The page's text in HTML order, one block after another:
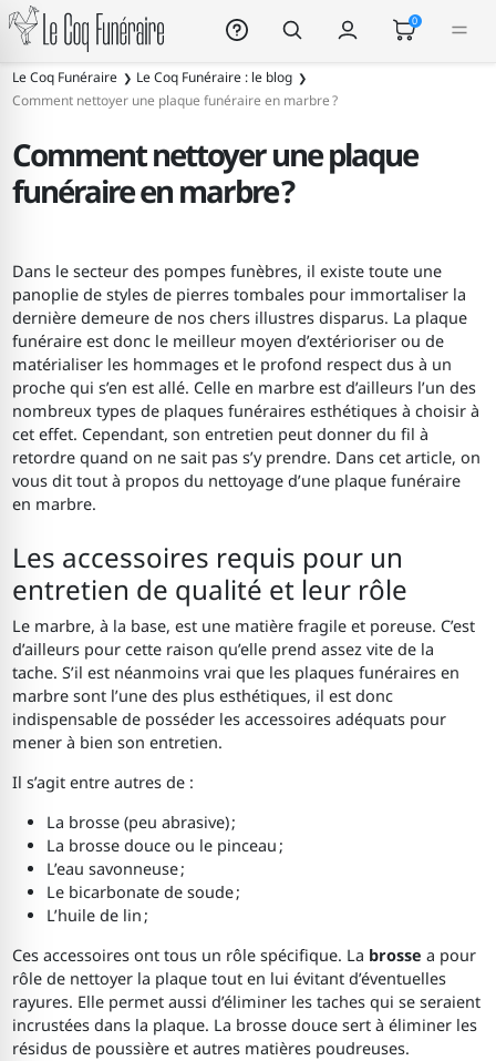
Le Coq Funéraire 0
Le Coq Funéraire
Le Coq Funéraire : le blog
Comment nettoyer une plaque funéraire en marbre ?
Comment nettoyer une plaque
funéraire en marbre ?
Dans le secteur des pompes funèbres, il existe toute une
panoplie de styles de pierres tombales pour immortaliser la
dernière demeure de nos chers illustres disparus. La plaque
funéraire est donc le meilleur moyen d’extérioriser ou de
matérialiser les hommages et le profond respect dus à un
proche qui s’en est allé. Celle en marbre est d’ailleurs l’un des
nombreux types de plaques funéraires esthétiques à choisir à
cet effet. Cependant, son entretien peut donner du fil à
retordre quand on ne sait pas s’y prendre. Dans cet article, on
vous dit tout à propos du nettoyage d’une plaque funéraire
en marbre.
Les accessoires requis pour un
entretien de qualité et leur rôle
Le marbre, à la base, est une matière fragile et poreuse. C’est
d’ailleurs pour cette raison qu’elle prend assez vite de la
tache. S’il est néanmoins vrai que les plaques funéraires en
marbre sont l’une des plus esthétiques, il est donc
indispensable de posséder les accessoires adéquats pour
mener à bien son entretien.
Il s’agit entre autres de :
La brosse (peu abrasive) ;
La brosse douce ou le pinceau ;
L’eau savonneuse ;
Le bicarbonate de soude ;
L’huile de lin ;
Ces accessoires ont tous un rôle spécifique. La brosse a pour
rôle de nettoyer la plaque tout en lui évitant d’éventuelles
rayures. Elle permet aussi d’éliminer les taches qui se seraient
incrustées dans la plaque. La brosse douce sert à éliminer les
résidus de poussière et autres matières poudreuses.